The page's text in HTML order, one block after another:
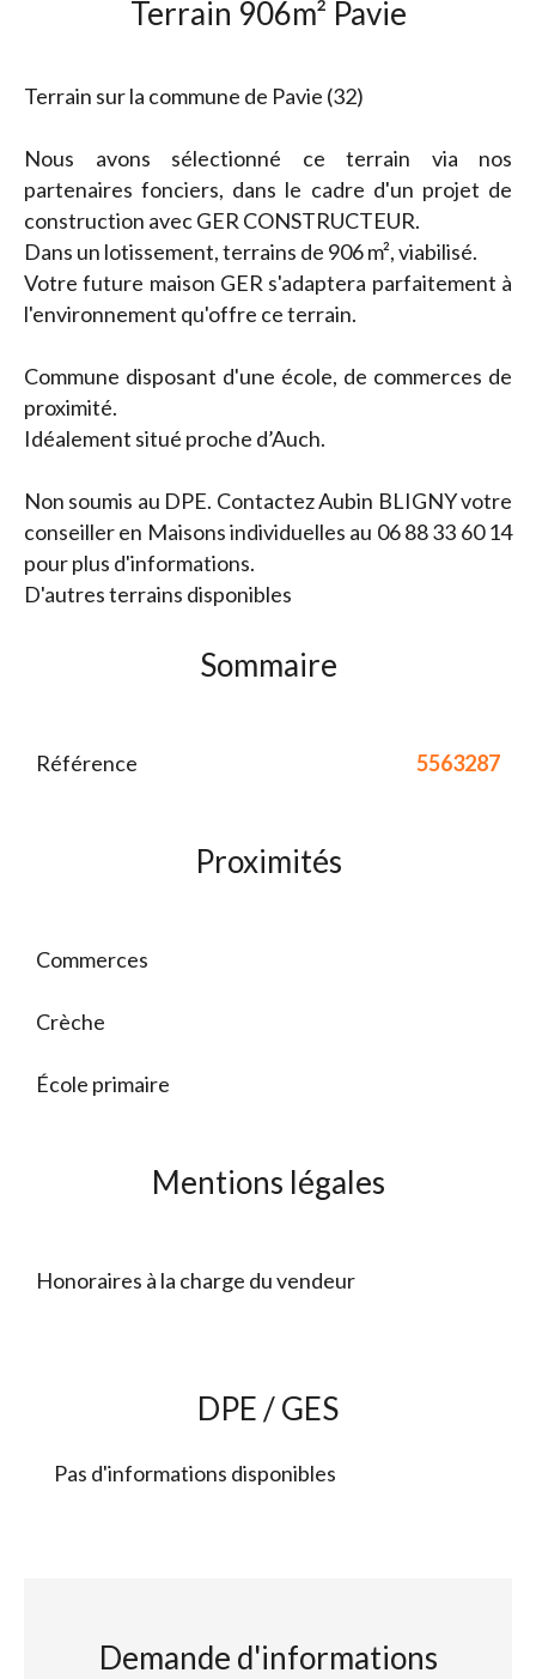
Terrain 906m² Pavie
Terrain sur la commune de Pavie (32)
Nous avons sélectionné ce terrain via nos
partenaires fonciers, dans le cadre d'un projet de
construction avec GER CONSTRUCTEUR.
Dans un lotissement, terrains de 906 m², viabilisé.
Votre future maison GER s'adaptera parfaitement à
l'environnement qu'offre ce terrain.
Commune disposant d'une école, de commerces de
proximité.
Idéalement situé proche d’Auch.
Non soumis au DPE. Contactez Aubin BLIGNY votre
conseiller en Maisons individuelles au 06 88 33 60 14
pour plus d'informations.
D'autres terrains disponibles
Sommaire
Référence 5563287
Proximités
Commerces
Crèche
École primaire
Mentions légales
Honoraires à la charge du vendeur
DPE / GES
Pas d'informations disponibles
Demande d'informations